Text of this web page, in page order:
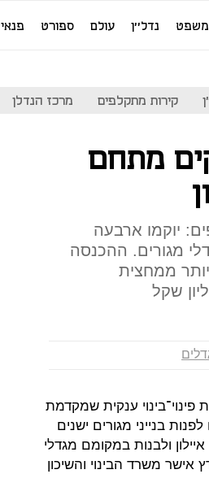
משפט נדל''ן עולם ספורט פנאי
קירות מתקלפים מרכז הנדלן
מתחם
יוקמו ארבעה
בני 60—80 קומות, לצד 18 מגדלי מגורים. ההכנסה
80 מיליון שקל, יותר ממחצית
ענקית שמקדמת
בנייני מגורים ישנים
דונם סמוך לנתיבי איילון ולבנות במקומם מגדלי
לגובה של עד 80 קומות. במרץ אישר משרד הבינוי והשיכון